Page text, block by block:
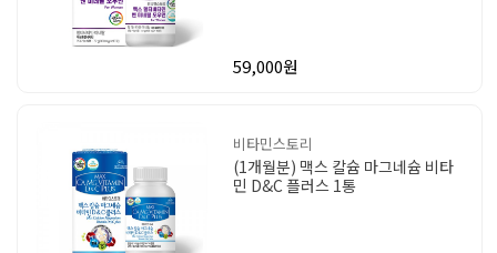
59,000원
비타민스토리
(1개월분) 맥스 칼슘 마그네슘 비타
민 D&C 플러스 1통